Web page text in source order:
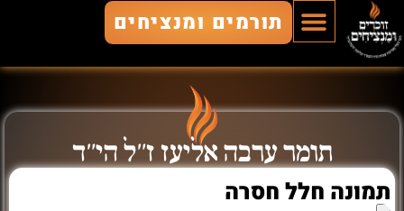
תורמים ומנציחים
תומר ערבה אליעז ז"ל הי"ד
תמונה חלל חסרה